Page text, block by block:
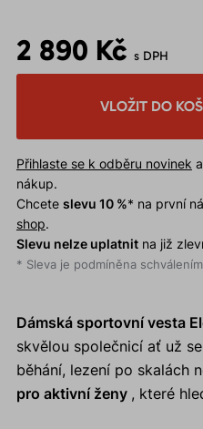
2 890 Kč s DPH
VLOŽIT DO
Přihlaste se k odběru novinek
nákup.
Chcete slevu 10 %* na první
shop.
Slevu nelze uplatnitna již
* Sleva je podmíněna
Dámská sportovní vesta
skvělou společnicí ať už
běhání, lezení po skalách
pro aktivní ženy , které